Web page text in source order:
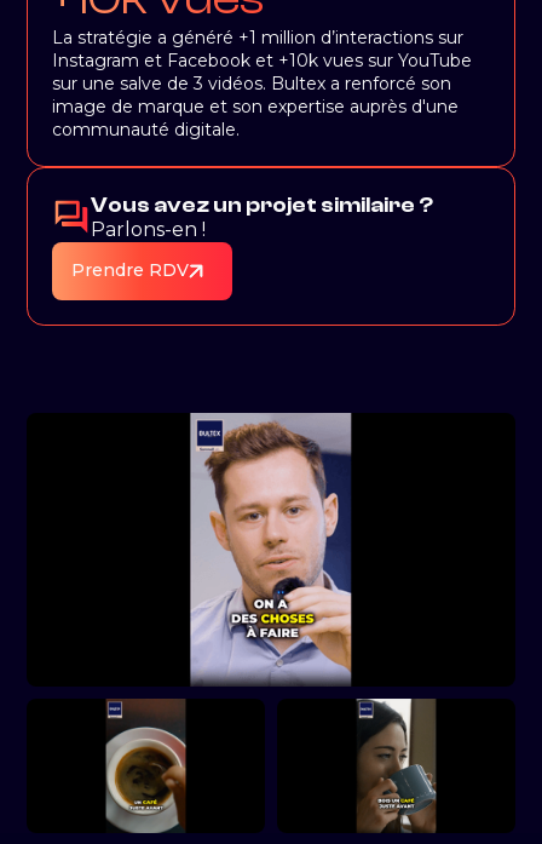
La stratégie a généré +1 million d’interactions sur
Instagram et Facebook et +10k vues sur YouTube
sur une salve de 3 vidéos. Bultex a renforcé son
image de marque et son expertise auprès d'une
communauté digitale.
Vous avez un projet similaire ?
Parlons-en !
Prendre RDV